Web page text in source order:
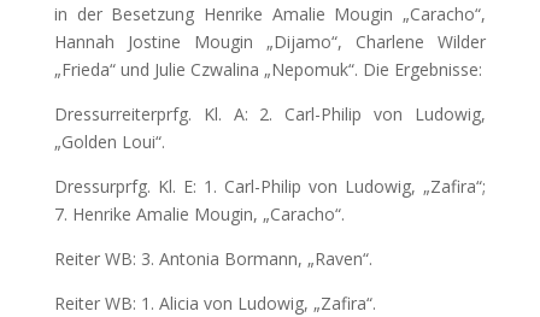
in der Besetzung Henrike Amalie Mougin „Caracho“,
Hannah Jostine Mougin „Dijamo“, Charlene Wilder
„Frieda“ und Julie Czwalina „Nepomuk“. Die Ergebnisse:
Dressurreiterprfg. Kl. A: 2. Carl-Philip von Ludowig,
„Golden Loui“.
Dressurprfg. Kl. E: 1. Carl-Philip von Ludowig, „Zafira“;
7. Henrike Amalie Mougin, „Caracho“.
Reiter WB: 3. Antonia Bormann, „Raven“.
Reiter WB: 1. Alicia von Ludowig, „Zafira“.